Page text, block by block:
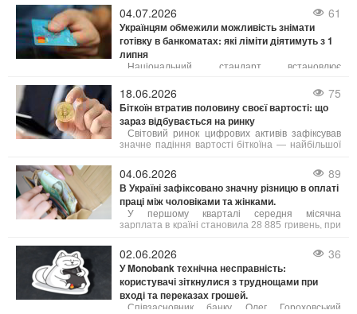
Каналі, під вихованням розуміють як рідних, так і
усиновлених дітей.
04.07.2026 61
Українцям обмежили можливість знімати
готівку в банкоматах: які ліміти діятимуть з 1
липня
Національний стандарт встановлює
тисяч гривень з одного банківського рахунку. Це
обмеження стосується як операцій через
банкомати, так і отримання грошей у касах
банків.
18.06.2026 75
Біткоїн втратив половину своєї вартості: що
зараз відбувається на ринку
Світовий ринок цифрових активів зафіксував
значне падіння вартості біткоїна — найбільшої
своїм абсолютним рекордом, встановленим 5
жовтня 2025 року на рівні 125 245,57 доларів,
ціна біткоїна знизилася вдвічі і наблизилася до
важливої психологічної межі.
04.06.2026 89
В Україні зафіксовано значну різницю в оплаті
праці між чоловіками та жінками.
У першому кварталі середня місячна
зарплата в країні становила 28 885 гривень, при
007 гривень більше за жінок. Зокрема, середня
зарплата чоловіків складала 33 798 грн, а жінок
– 24 791 грн.
02.06.2026 36
У Monobank технічна несправність:
користувачі зіткнулися з труднощами при
вході та переказах грошей.
Співзасновник банку Олег Гороховський